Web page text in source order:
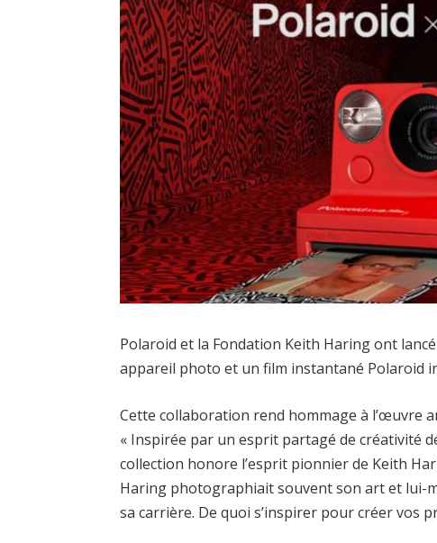
Polaroid et la Fondation Keith Haring ont
appareil photo et un film instantané Polaroid
Cette collaboration rend hommage à l’œuvre
« Inspirée par un esprit partagé de créativité
collection honore l’esprit pionnier de Keith
Haring photographiait souvent son art et lui-
sa carrière. De quoi s’inspirer pour créer vos